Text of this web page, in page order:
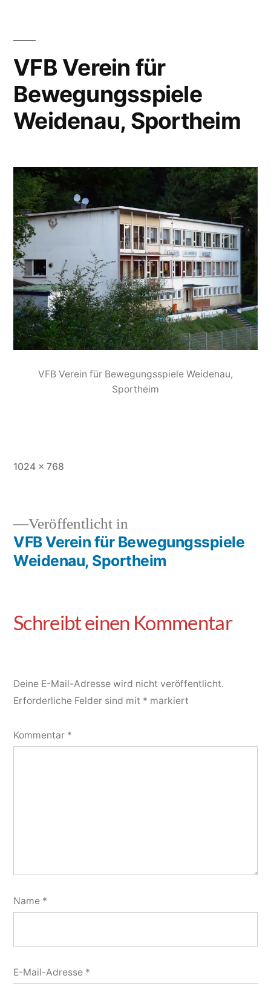
VFB Verein für
Bewegungsspiele
Weidenau, Sportheim
VFB Verein für Bewegungsspiele Weidenau,
Sportheim
1024 × 768
Veröffentlicht in
VFB Verein für Bewegungsspiele
Weidenau, Sportheim
Deine E-Mail-Adresse wird nicht veröffentlicht.
Erforderliche Felder sind mit * markiert
Kommentar *
Name *
E-Mail-Adresse *